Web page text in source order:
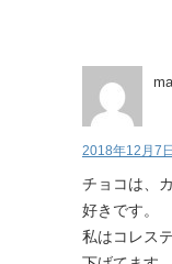
2018年12月7
チョコは、
好きです。
私はコレス